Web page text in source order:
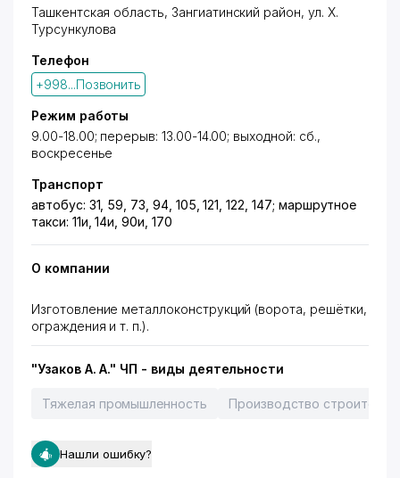
Ташкентская область, Зангиатинский район, ул. Х.
Турсункулова
Телефон
+998...Позвонить
Режим работы
9.00-18.00; перерыв: 13.00-14.00; выходной: сб.,
воскресенье
Транспорт
автобус: 31, 59, 73, 94, 105, 121, 122, 147; маршрутное
такси: 11и, 14и, 90и, 170
О компании
Изготовление металлоконструкций (ворота, решётки,
ограждения и т. п.).
"Узаков А. А." ЧП - виды деятельности
Тяжелая промышленность Производство
Нашли ошибку?